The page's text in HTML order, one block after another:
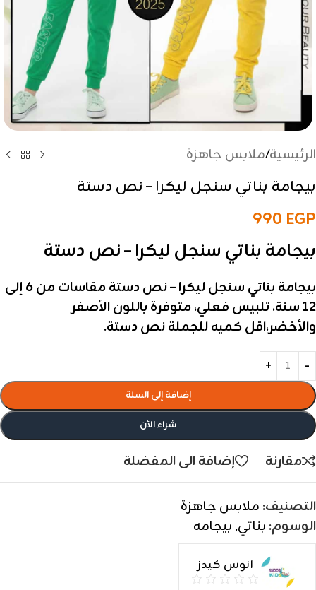
الرئيسية/ملابس جاهزة
بيجامة بناتي سنجل ليكرا – نص دستة
990 EGP
بيجامة بناتي سنجل ليكرا – نص دستة
بيجامة بناتي سنجل ليكرا – نص دستة مقاسات من 6 إلى
12 سنة، تلبيس فعلي، متوفرة باللون الأصفر
والأخضر،اقل كميه للجملة نص دستة.
إضافة إلى السلة
شراء الأن
مقارنة إضافة الى المفضلة
التصنيف: ملابس جاهزة
الوسوم: بناتي, بيجامه
انوس كيدز